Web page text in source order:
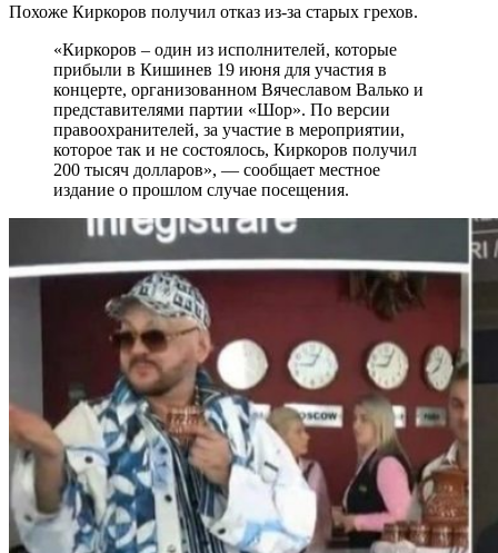
Похоже Киркоров получил отказ из-за старых грехов.
«Киркоров – один из исполнителей, которые
прибыли в Кишинев 19 июня для участия в
концерте, организованном Вячеславом Валько и
представителями партии «Шор». По версии
правоохранителей, за участие в мероприятии,
которое так и не состоялось, Киркоров получил
200 тысяч долларов», — сообщает местное
издание о прошлом случае посещения.